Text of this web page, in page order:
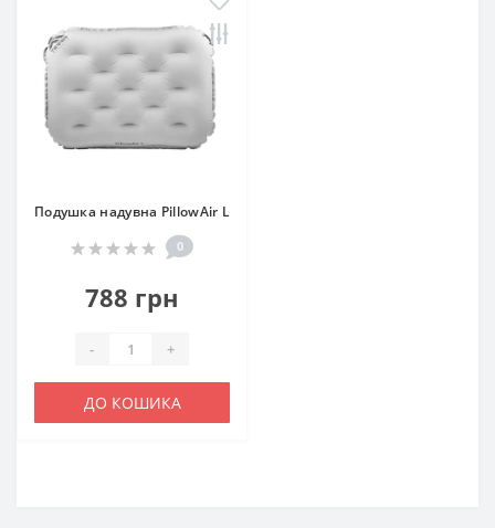
Подушка надувна PillowAir L
0
788 грн
- +
ДО КОШИКА